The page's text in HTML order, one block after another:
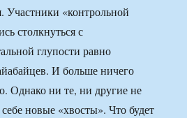
Участники «контрольной
столкнуться с
глупости равно
И больше ничего
Однако ни те, ни другие не
новые «хвосты». Что будет